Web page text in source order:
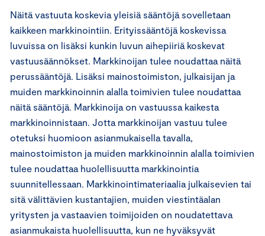
Näitä vastuuta koskevia yleisiä sääntöjä sovelletaan
kaikkeen markkinointiin. Erityissääntöjä koskevissa
luvuissa on lisäksi kunkin luvun aihepiiriä koskevat
vastuusäännökset. Markkinoijan tulee noudattaa näitä
perussääntöjä. Lisäksi mainostoimiston, julkaisijan ja
muiden markkinoinnin alalla toimivien tulee noudattaa
näitä sääntöjä. Markkinoija on vastuussa kaikesta
markkinoinnistaan. Jotta markkinoijan vastuu tulee
otetuksi huomioon asianmukaisella tavalla,
mainostoimiston ja muiden markkinoinnin alalla toimivien
tulee noudattaa huolellisuutta markkinointia
suunnitellessaan. Markkinointimateriaalia julkaisevien tai
sitä välittävien kustantajien, muiden viestintäalan
yritysten ja vastaavien toimijoiden on noudatettava
asianmukaista huolellisuutta, kun ne hyväksyvät